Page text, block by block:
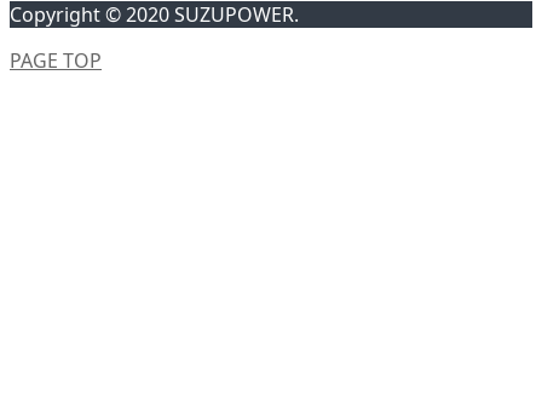
Copyright © 2020 SUZUPOWER.
PAGE TOP